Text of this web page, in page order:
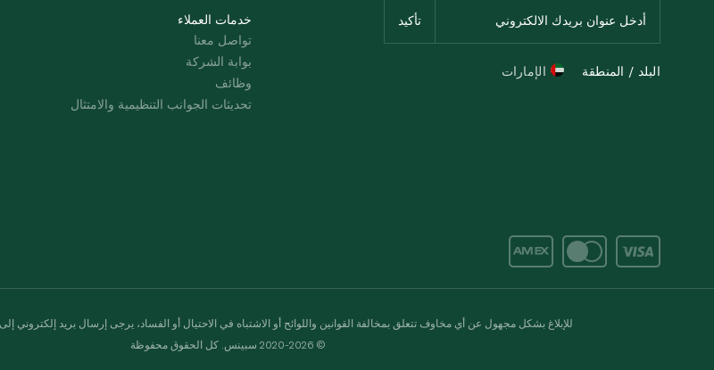
خدمات العملاء
تواصل معنا
بوابة الشركة
وظائف
تحديثات الجوانب التنظيمية والامتثال
البلد / المنطقة الإمارات
للإبلاغ بشكل مجهول عن أي مخاوف تتعلق بمخالفة القوانين واللوائح أو الاشتباه في الاحتيال أو الفساد، يرجى إرسال بريد إلكتروني إلى
© 2020-2026 سبينس. كل الحقوق محفوظة